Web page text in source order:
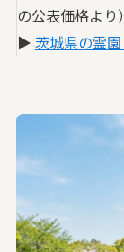
の公表価格より
▶ 茨城県の霊